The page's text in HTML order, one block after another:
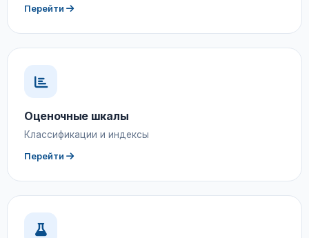
Перейти
Оценочные шкалы
Классификации и индексы
Перейти